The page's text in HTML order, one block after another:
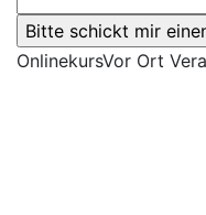
OnlinekursVor Ort